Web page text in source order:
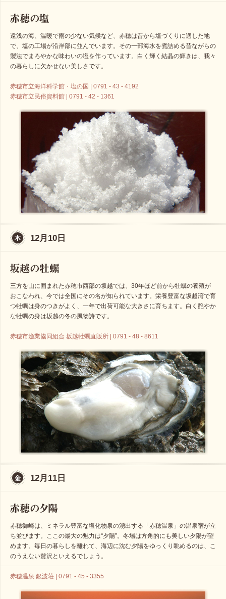
遠浅の海、温暖で雨の少ない気候など、赤穂は昔から塩づくりに適した地
で、塩の工場が沿岸部に並んでいます。その一部海水を煮詰める昔ながらの
製法でまろやかな味わいの塩を作っています。白く輝く結晶の輝きは、我々
の暮らしに欠かせない美しさです。
赤穂市立海洋科学館・塩の国 | 0791 - 43 - 4192
赤穂市立民俗資料館 | 0791 - 42 - 1361
12月10日
三方を山に囲まれた赤穂市西部の坂越では、30年ほど前から牡蠣の養殖が
おこなわれ、今では全国にその名が知られています。栄養豊富な坂越湾で育
つ牡蠣は身のつきがよく、一年で出荷可能な大きさに育ちます。白く艶やか
な牡蠣の身は坂越の冬の風物詩です。
赤穂市漁業協同組合 坂越牡蠣直販所 | 0791 - 48 - 8611
12月11日
赤穂御崎は、ミネラル豊富な塩化物泉の湧出する「赤穂温泉」の温泉宿が立
ち並びます。ここの最大の魅力は“夕陽”。冬場は方角的にも美しい夕陽が望
めます。毎日の暮らしを離れて、海辺に沈む夕陽をゆっくり眺めるのは、こ
のうえない贅沢といえるでしょう。
赤穂温泉 銀波荘 | 0791 - 45 - 3355